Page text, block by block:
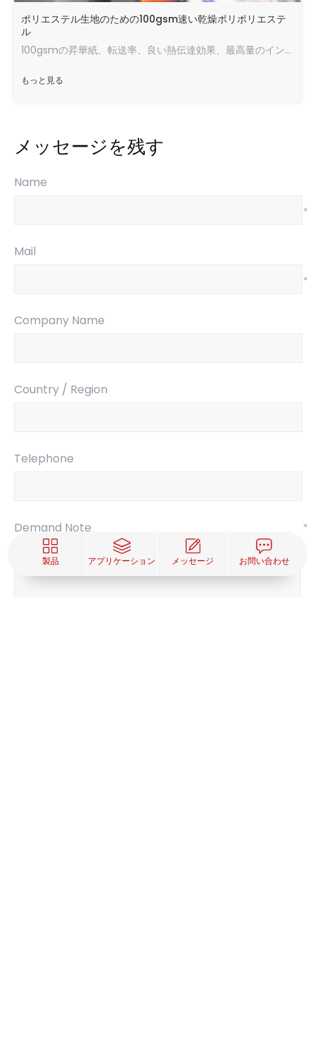
ポリエステル生地のための100gsm速い乾燥ポリポリエステ
ル
100gsmの昇華紙、転送率、良い熱伝達効果、最高量のインク、速い乾燥速度、良い状態で走ります。
もっと見る
メッセージを残す
Name
*
Mail
*
Company Name
Country / Region
Telephone
Demand Note *
製品 アプリケーション メッセージ お問い合わせ